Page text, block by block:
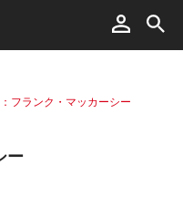
フランク・マッカーシー
ー